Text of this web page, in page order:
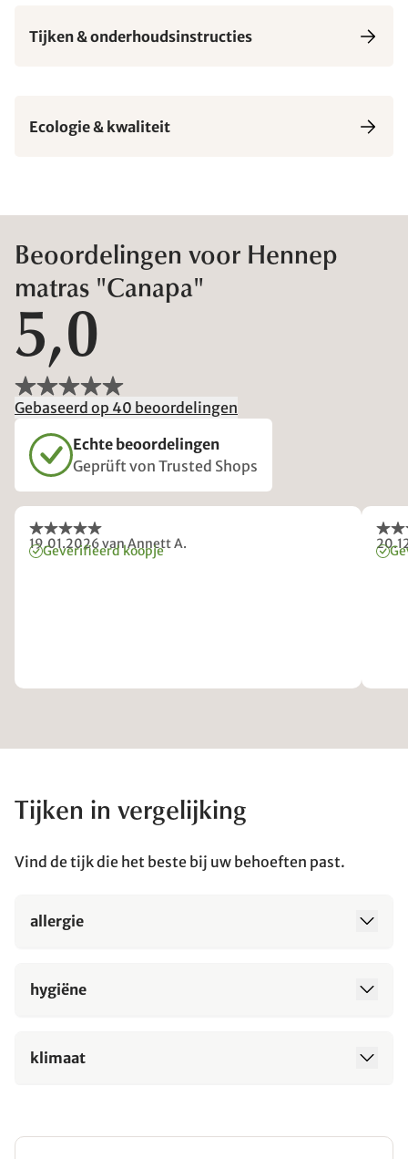
Tijken & onderhoudsinstructies
Ecologie & kwaliteit
Beoordelingen voor Hennep
matras "Canapa"
5,0
Gebaseerd op 40 beoordelingen
Echte beoordelingen
Geprüft von Trusted Shops
19.01.2026van Annett A.
Geverifieerd koopje
Tijken in vergelijking
Vind de tijk die het beste bij uw behoeften past.
allergie
hygiëne
klimaat